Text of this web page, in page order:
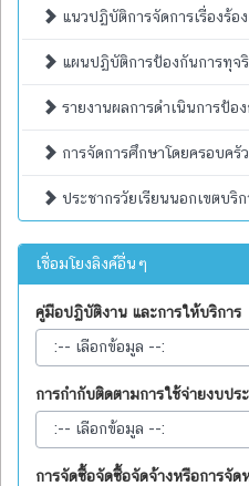
แนวปฏิบัติการจัดการเรื่องร้
แผนปฏิบัติการป้องกันการทุจ
รายงานผลการดำเนินการป้อ
การจัดการศึกษาโดยครอบครัว
ประชากรวัยเรียนนอกเขตบริ
เชื่อมโยงลิงค์อื่นๆ
คู่มือปฏิบัติงาน และการให้บริการ
การกำกับติดตามการใช้จ่ายงบป
การจัดซื้อจัดซื้อจัดจ้างหรือการจัด